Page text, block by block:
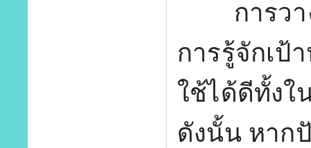
การวาง
การรู้จักเป้
ใช้ได้ดีทั้งใ
ดังนั้น หาก